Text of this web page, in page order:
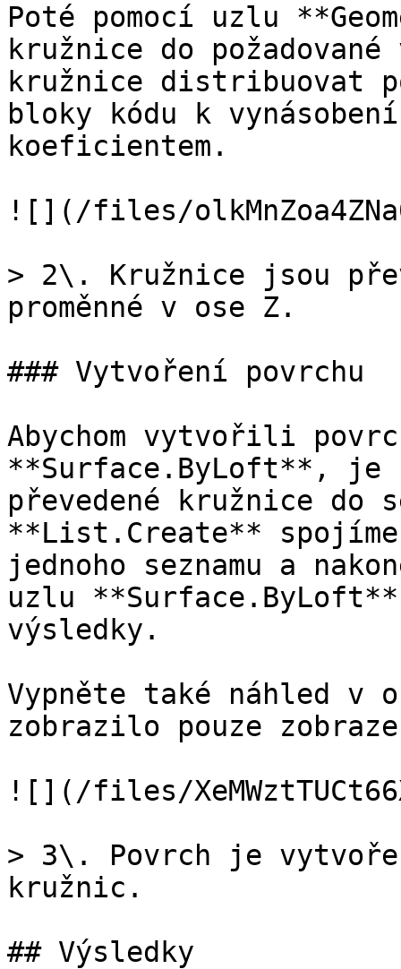
Poté pomocí uzlu
kružnice do
kružnice distribuovat
bloky kódu k
koeficientem.
![](/files/
> 2\. Kružnice jsou
proměnné v ose Z.
### Vytvoření povrchu
Abychom vytvořili
**Surface.ByLoft**, je
převedené kružnice do
**List.Create**
jednoho seznamu a
uzlu
výsledky.
Vypněte také náhled v
zobrazilo pouze
![](/files/
> 3\. Povrch je
kružnic.
## Výsledky